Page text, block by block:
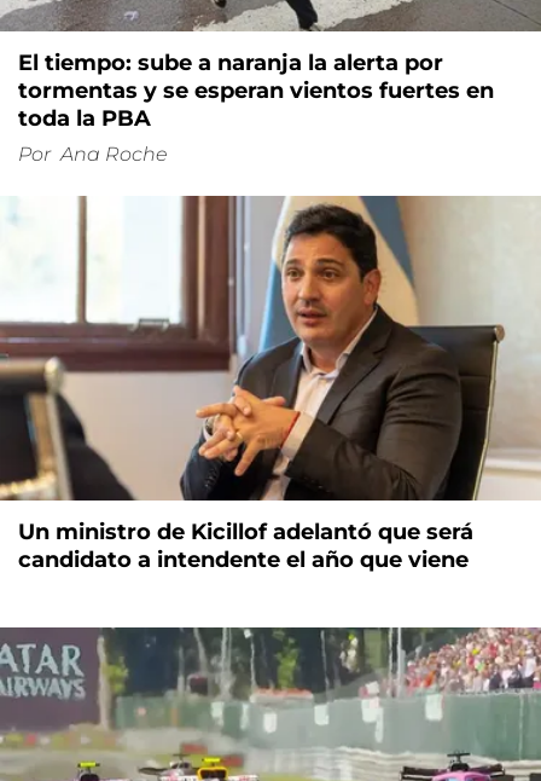
El tiempo: sube a naranja la alerta por
tormentas y se esperan vientos fuertes en
toda la PBA
Por Ana Roche
Un ministro de Kicillof adelantó que será
candidato a intendente el año que viene